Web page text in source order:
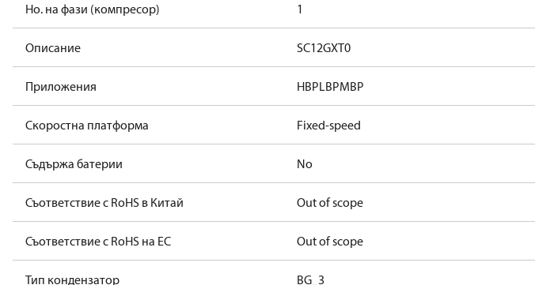
Но. на фази (компресор) 1
Описание SC12GXT0
Приложения HBPLBPMBP
Скоростна платформа Fixed-speed
Съдържа батерии No
Съответствие с RoHS в Китай Out of scope
Съответствие с RoHS на ЕС Out of scope
Тип кондензатор BG_3